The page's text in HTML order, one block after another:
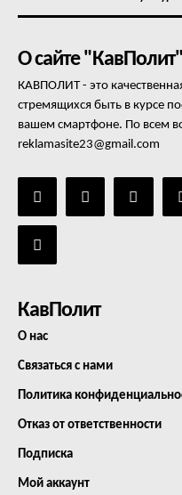
О сайте "КавПолит"
КАВПОЛИТ - это
стремящихся быть в курсе
вашем смартфоне. По всем
reklamasite23@gmail.com
КавПолит
О нас
Связаться с нами
Политика
Отказ от ответственности
Подписка
Мой аккаунт